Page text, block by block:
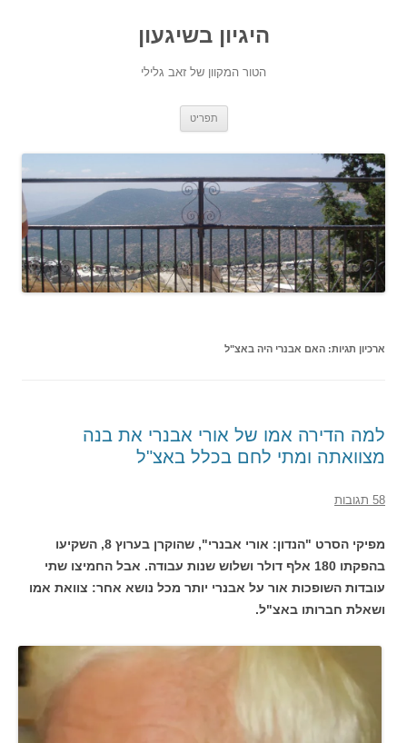
היגיון בשיגעון
הטור המקוון של זאב גלילי
תפריט
ארכיון תגיות: האם אבנרי היה באצ"ל
למה הדירה אמו של אורי אבנרי את בנה
מצוואתה ומתי לחם בכלל באצ"ל
58 תגובות
מפיקי הסרט "הנדון: אורי אבנרי", שהוקרן בערוץ 8, השקיעו
בהפקתו 180 אלף דולר ושלוש שנות עבודה. אבל החמיצו שתי
עובדות השופכות אור על אבנרי יותר מכל נושא אחר: צוואת אמו
ושאלת חברותו באצ"ל.